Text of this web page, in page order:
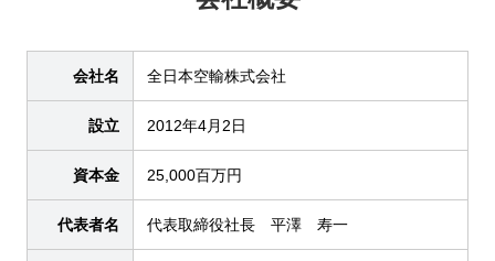
会社名 全日本空輸株式会社
設立 2012年4月2日
資本金 25,000百万円
代表者名 代表取締役社長 平澤 寿一